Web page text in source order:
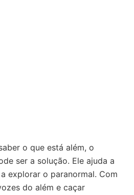
o que está além, o
ser a solução. Ele ajuda a
explorar o paranormal. Com
do além e caçar